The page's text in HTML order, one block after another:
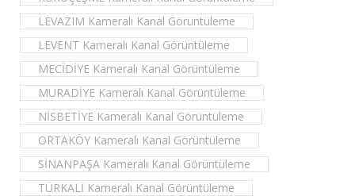
LEVAZIM Kameralı Kanal Görüntüleme
LEVENT Kameralı Kanal Görüntüleme
MECİDİYE Kameralı Kanal Görüntüleme
MURADİYE Kameralı Kanal Görüntüleme
NİSBETİYE Kameralı Kanal Görüntüleme
ORTAKÖY Kameralı Kanal Görüntüleme
SİNANPAŞA Kameralı Kanal Görüntüleme
TÜRKALİ Kameralı Kanal Görüntüleme